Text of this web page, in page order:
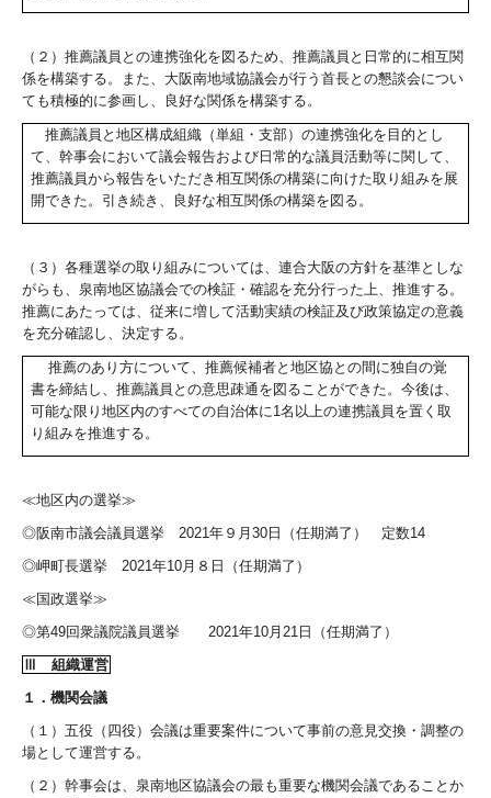
（２）推薦議員との連携強化を図るため、推薦議員と日常的に相互関
係を構築する。また、大阪南地域協議会が行う首長との懇談会につい
ても積極的に参画し、良好な関係を構築する。
推薦議員と地区構成組織（単組・支部）の連携強化を目的とし
て、幹事会において議会報告および日常的な議員活動等に関して、
推薦議員から報告をいただき相互関係の構築に向けた取り組みを展
開できた。引き続き、良好な相互関係の構築を図る。
（３）各種選挙の取り組みについては、連合大阪の方針を基準としな
がらも、泉南地区協議会での検証・確認を充分行った上、推進する。
推薦にあたっては、従来に増して活動実績の検証及び政策協定の意義
を充分確認し、決定する。
推薦のあり方について、推薦候補者と地区協との間に独自の覚
書を締結し、推薦議員との意思疎通を図ることができた。今後は、
可能な限り地区内のすべての自治体に1名以上の連携議員を置く取
り組みを推進する。
≪地区内の選挙≫
◎阪南市議会議員選挙 2021年９月 30 日（任期満了） 定数14
◎岬町長選挙 2021年10月８日（任期満了）
≪国政選挙≫
◎第49回衆議院議員選挙 2021年10月 21 日（任期満了）
Ⅲ 組織運営
１．機関会議
（１）五役（四役）会議は重要案件について事前の意見交換・調整の
場として運営する。
（２）幹事会は、泉南地区協議会の最も重要な機関会議であることか